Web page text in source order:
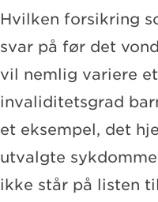
Hvilken forsikring
svar på før det
vil nemlig variere
invaliditetsgrad
et eksempel, det
utvalgte
ikke står på listen